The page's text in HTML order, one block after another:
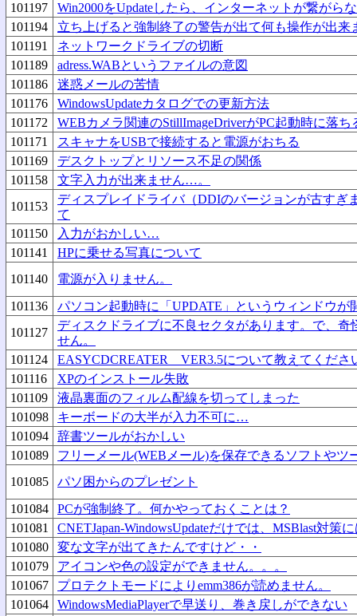
101197
Win2000をUpdateしたら、インターネットが繋がら
101194
立ち上げると強制終了の警告が出て何も操作が出来
101191
ネットワークドライブの切断
101189
adress.WABというファイルの意図
101186
迷惑メールの苦情
101176
WindowsUpdateカタログでの更新方法
101172
WEBカメラ関連のStillImageDriverがPC起動時に落ち
101171
スキャナをUSBで接続すると電源がおちる
101169
デスクトップとリソース不足の関係
101158
文字入力が出来ません…。
101153
ディスプレイドライバ（DDIのバージョンが古す
て
101150
入力がおかしい…
101141
HPに乗せる写真について
101140
電源が入りません。
101136
パソコン起動時に「UPDATE」というウィンドウが
101127
ディスクドライブに不良セクタがあります。で、奇
せん。
101124
EASYCDCREATER VER3.5について教えてくださ
101116
XPのインストール失敗
101109
液晶裏面のフィルム配線を切ってしまった
101098
キーボードの大半が入力不可に…
101094
辞書ツールがおかしい
101089
フリーメール(WEBメール)を保存できるソフトやツ
101085
パソ困からのプレゼント
101084
PCが強制終了。何かやっておくことは？
101081
CNETJapan-WindowsUpdateだけでは、MSBlast対策
101080
変な文字が出てきたんですけど・・
101079
アイコンや色の設定ができません。。。
101067
プロテクトモードによりemm386が読めません。
101064
WindowsMediaPlayerで早送り、巻き戻しができない